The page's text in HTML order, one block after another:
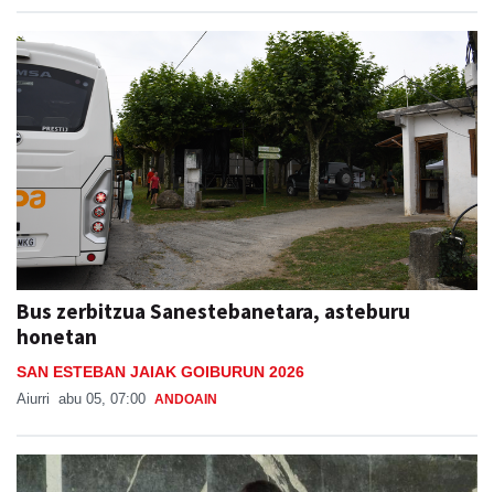
Bus zerbitzua Sanestebanetara, asteburu
honetan
SAN ESTEBAN JAIAK GOIBURUN 2026
Aiurri abu 05, 07:00 ANDOAIN